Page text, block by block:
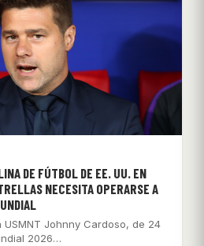
DE FÚTBOL DE EE. UU. EN
NECESITA OPERARSE A
Johnny Cardoso, de 24
2026…